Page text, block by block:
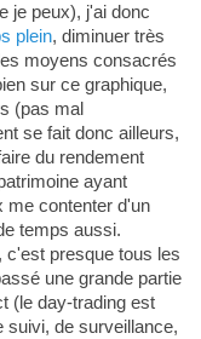
je peux), j'ai donc
plein, diminuer très
moyens consacrés
sur ce graphique,
(pas mal
se fait donc ailleurs,
du rendement
ayant
me contenter d'un
temps aussi.
c'est presque tous les
une grande partie
(le day-trading est
suivi, de surveillance,